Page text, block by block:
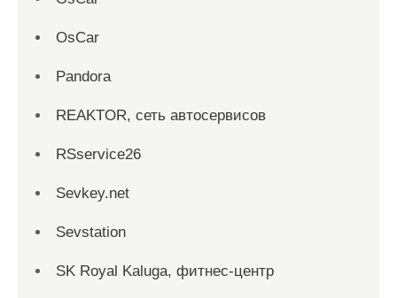
OsCar
Pandora
REAKTOR, сеть автосервисов
RSservice26
Sevkey.net
Sevstation
SK Royal Kaluga, фитнес-центр